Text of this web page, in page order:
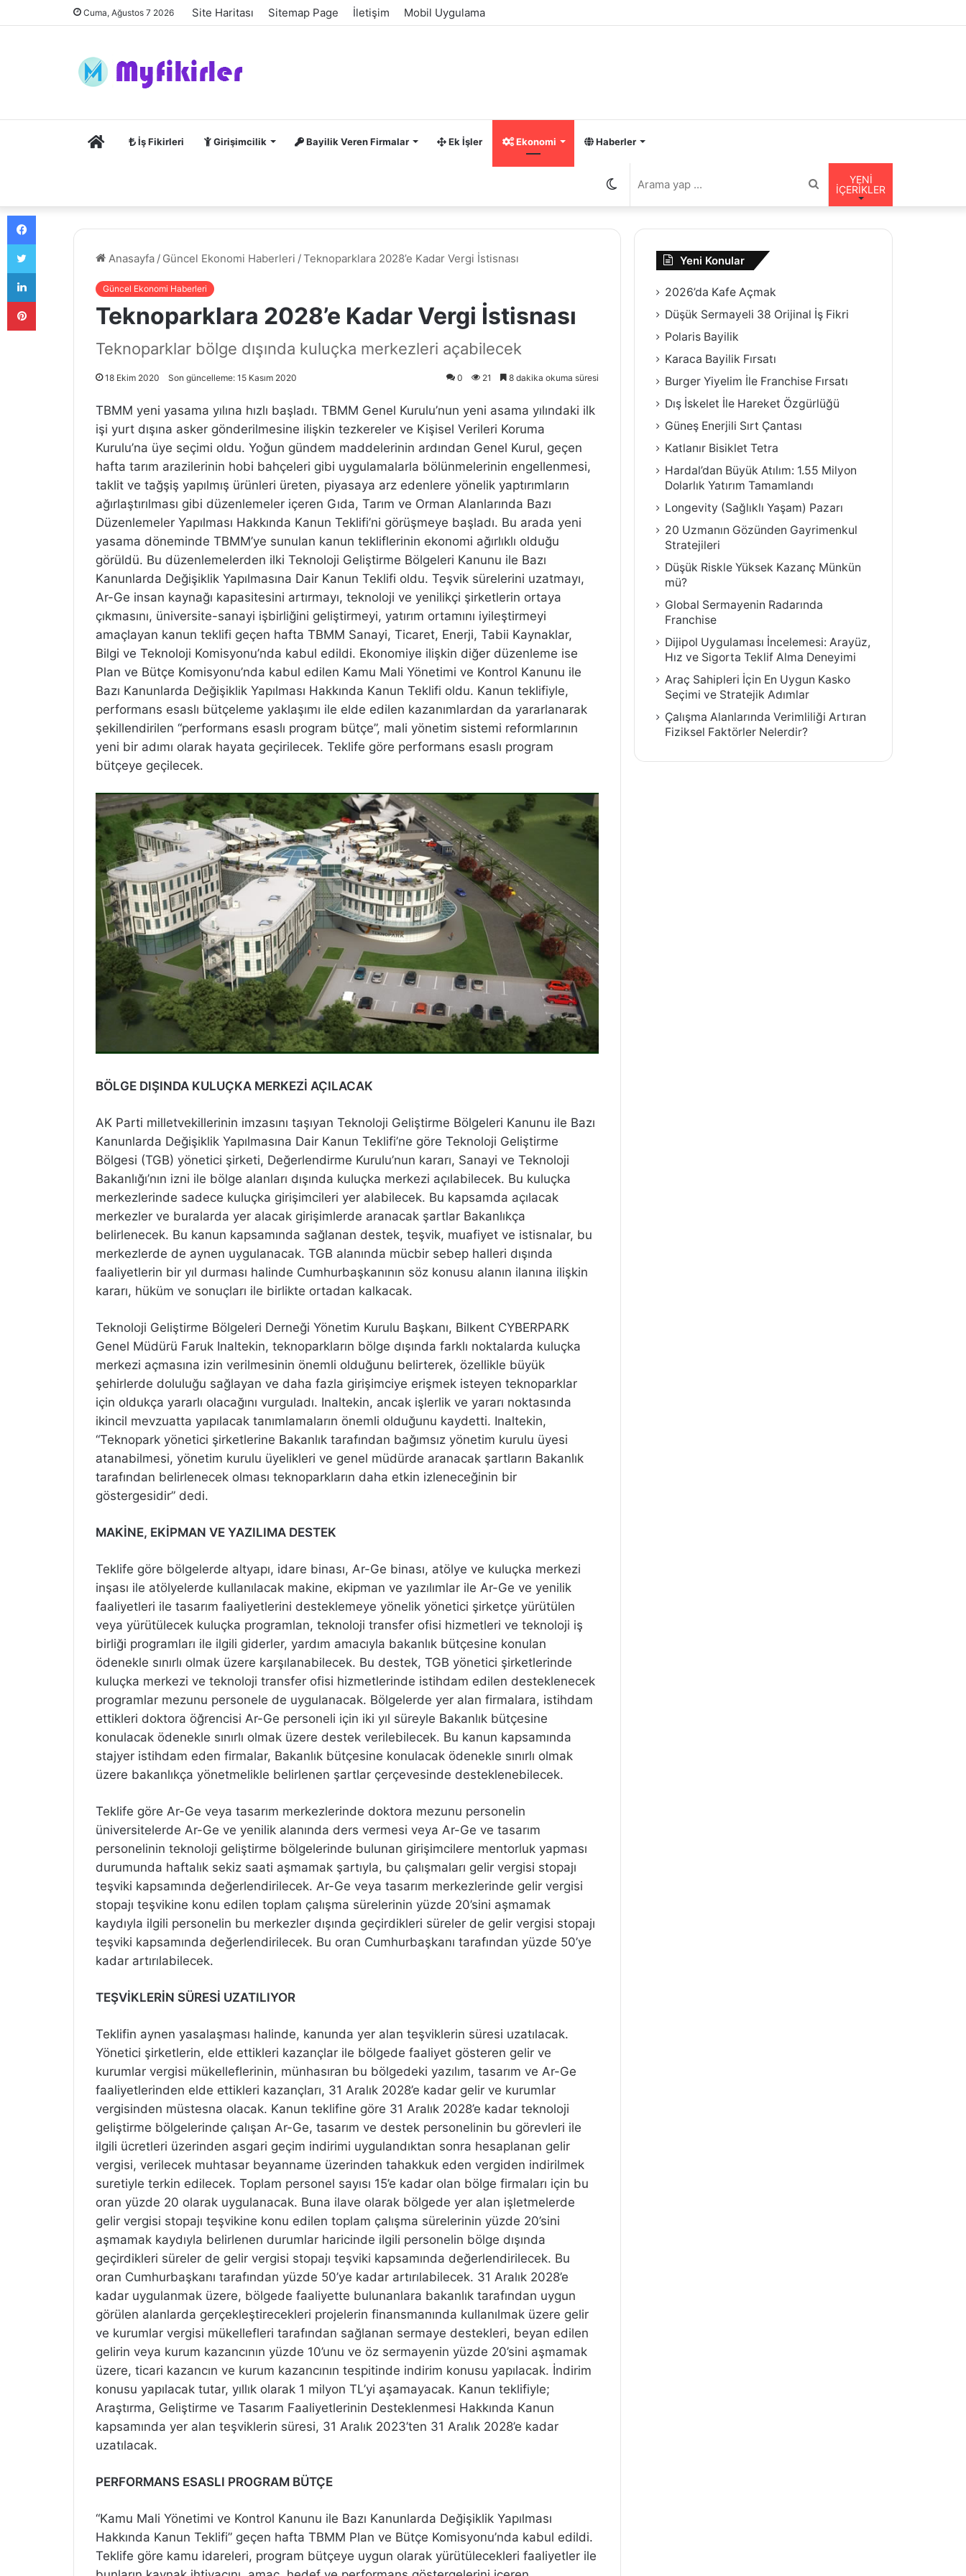
Cuma, Ağustos 7 2026 Site Haritası Sitemap Page İletişim Mobil Uygulama
Anasayfaİş Fikirleri Girişimcilik Bayilik Veren Firmalar Ek İşler Ekonomi Haberler
YENI
İÇERIKLER
Arama
yap
görünümü
değiştir
Anasayfa / Güncel Ekonomi Haberleri /Teknoparklara 2028’e Kadar Vergi İstisnası
Güncel Ekonomi Haberleri
Teknoparklara 2028’e Kadar Vergi İstisnası
Teknoparklar bölge dışında kuluçka merkezleri açabilecek
18 Ekim 2020 Son güncelleme: 15 Kasım 2020 0 21 8 dakika okuma süresi
TBMM yeni yasama yılına hızlı başladı. TBMM Genel Kurulu’nun yeni asama yılındaki ilk
işi yurt dışına asker gönderilmesine ilişkin tezkereler ve Kişisel Verileri Koruma
Kurulu’na üye seçimi oldu. Yoğun gündem maddelerinin ardından Genel Kurul, geçen
hafta tarım arazilerinin hobi bahçeleri gibi uygulamalarla bölünmelerinin engellenmesi,
taklit ve tağşiş yapılmış ürünleri üreten, piyasaya arz edenlere yönelik yaptırımların
ağırlaştırılması gibi düzenlemeler içeren Gıda, Tarım ve Orman Alanlarında Bazı
Düzenlemeler Yapılması Hakkında Kanun Teklifi’ni görüşmeye başladı. Bu arada yeni
yasama döneminde TBMM’ye sunulan kanun tekliflerinin ekonomi ağırlıklı olduğu
görüldü. Bu düzenlemelerden ilki Teknoloji Geliştirme Bölgeleri Kanunu ile Bazı
Kanunlarda Değişiklik Yapılmasına Dair Kanun Teklifi oldu. Teşvik sürelerini uzatmayı,
Ar-Ge insan kaynağı kapasitesini artırmayı, teknoloji ve yenilikçi şirketlerin ortaya
çıkmasını, üniversite-sanayi işbirliğini geliştirmeyi, yatırım ortamını iyileştirmeyi
amaçlayan kanun teklifi geçen hafta TBMM Sanayi, Ticaret, Enerji, Tabii Kaynaklar,
Bilgi ve Teknoloji Komisyonu’nda kabul edildi. Ekonomiye ilişkin diğer düzenleme ise
Plan ve Bütçe Komisyonu’nda kabul edilen Kamu Mali Yönetimi ve Kontrol Kanunu ile
Bazı Kanunlarda Değişiklik Yapılması Hakkında Kanun Teklifi oldu. Kanun teklifiyle,
performans esaslı bütçeleme yaklaşımı ile elde edilen kazanımlardan da yararlanarak
şekillendirilen “performans esaslı program bütçe”, mali yönetim sistemi reformlarının
yeni bir adımı olarak hayata geçirilecek. Teklife göre performans esaslı program
bütçeye geçilecek.
BÖLGE DIŞINDA KULUÇKA MERKEZİ AÇILACAK
AK Parti milletvekillerinin imzasını taşıyan Teknoloji Geliştirme Bölgeleri Kanunu ile Bazı
Kanunlarda Değişiklik Yapılmasına Dair Kanun Teklifi’ne göre Teknoloji Geliştirme
Bölgesi (TGB) yönetici şirketi, Değerlendirme Kurulu’nun kararı, Sanayi ve Teknoloji
Bakanlığı’nın izni ile bölge alanları dışında kuluçka merkezi açılabilecek. Bu kuluçka
merkezlerinde sadece kuluçka girişimcileri yer alabilecek. Bu kapsamda açılacak
merkezler ve buralarda yer alacak girişimlerde aranacak şartlar Bakanlıkça
belirlenecek. Bu kanun kapsamında sağlanan destek, teşvik, muafiyet ve istisnalar, bu
merkezlerde de aynen uygulanacak. TGB alanında mücbir sebep halleri dışında
faaliyetlerin bir yıl durması halinde Cumhurbaşkanının söz konusu alanın ilanına ilişkin
kararı, hüküm ve sonuçları ile birlikte ortadan kalkacak.
Teknoloji Geliştirme Bölgeleri Derneği Yönetim Kurulu Başkanı, Bilkent CYBERPARK
Genel Müdürü Faruk Inaltekin, teknoparkların bölge dışında farklı noktalarda kuluçka
merkezi açmasına izin verilmesinin önemli olduğunu belirterek, özellikle büyük
şehirlerde doluluğu sağlayan ve daha fazla girişimciye erişmek isteyen teknoparklar
için oldukça yararlı olacağını vurguladı. Inaltekin, ancak işlerlik ve yararı noktasında
ikincil mevzuatta yapılacak tanımlamaların önemli olduğunu kaydetti. Inaltekin,
“Teknopark yönetici şirketlerine Bakanlık tarafından bağımsız yönetim kurulu üyesi
atanabilmesi, yönetim kurulu üyelikleri ve genel müdürde aranacak şartların Bakanlık
tarafından belirlenecek olması teknoparkların daha etkin izleneceğinin bir
göstergesidir” dedi.
MAKİNE, EKİPMAN VE YAZILIMA DESTEK
Teklife göre bölgelerde altyapı, idare binası, Ar-Ge binası, atölye ve kuluçka merkezi
inşası ile atölyelerde kullanılacak makine, ekipman ve yazılımlar ile Ar-Ge ve yenilik
faaliyetleri ile tasarım faaliyetlerini desteklemeye yönelik yönetici şirketçe yürütülen
veya yürütülecek kuluçka programlan, teknoloji transfer ofisi hizmetleri ve teknoloji iş
birliği programları ile ilgili giderler, yardım amacıyla bakanlık bütçesine konulan
ödenekle sınırlı olmak üzere karşılanabilecek. Bu destek, TGB yönetici şirketlerinde
kuluçka merkezi ve teknoloji transfer ofisi hizmetlerinde istihdam edilen desteklenecek
programlar mezunu personele de uygulanacak. Bölgelerde yer alan firmalara, istihdam
ettikleri doktora öğrencisi Ar-Ge personeli için iki yıl süreyle Bakanlık bütçesine
konulacak ödenekle sınırlı olmak üzere destek verilebilecek. Bu kanun kapsamında
stajyer istihdam eden firmalar, Bakanlık bütçesine konulacak ödenekle sınırlı olmak
üzere bakanlıkça yönetmelikle belirlenen şartlar çerçevesinde desteklenebilecek.
Teklife göre Ar-Ge veya tasarım merkezlerinde doktora mezunu personelin
üniversitelerde Ar-Ge ve yenilik alanında ders vermesi veya Ar-Ge ve tasarım
personelinin teknoloji geliştirme bölgelerinde bulunan girişimcilere mentorluk yapması
durumunda haftalık sekiz saati aşmamak şartıyla, bu çalışmaları gelir vergisi stopajı
teşviki kapsamında değerlendirilecek. Ar-Ge veya tasarım merkezlerinde gelir vergisi
stopajı teşvikine konu edilen toplam çalışma sürelerinin yüzde 20’sini aşmamak
kaydıyla ilgili personelin bu merkezler dışında geçirdikleri süreler de gelir vergisi stopajı
teşviki kapsamında değerlendirilecek. Bu oran Cumhurbaşkanı tarafından yüzde 50’ye
kadar artırılabilecek.
TEŞVİKLERİN SÜRESİ UZATILIYOR
Teklifin aynen yasalaşması halinde, kanunda yer alan teşviklerin süresi uzatılacak.
Yönetici şirketlerin, elde ettikleri kazançlar ile bölgede faaliyet gösteren gelir ve
kurumlar vergisi mükelleflerinin, münhasıran bu bölgedeki yazılım, tasarım ve Ar-Ge
faaliyetlerinden elde ettikleri kazançları, 31 Aralık 2028’e kadar gelir ve kurumlar
vergisinden müstesna olacak. Kanun teklifine göre 31 Aralık 2028’e kadar teknoloji
geliştirme bölgelerinde çalışan Ar-Ge, tasarım ve destek personelinin bu görevleri ile
ilgili ücretleri üzerinden asgari geçim indirimi uygulandıktan sonra hesaplanan gelir
vergisi, verilecek muhtasar beyanname üzerinden tahakkuk eden vergiden indirilmek
suretiyle terkin edilecek. Toplam personel sayısı 15’e kadar olan bölge firmaları için bu
oran yüzde 20 olarak uygulanacak. Buna ilave olarak bölgede yer alan işletmelerde
gelir vergisi stopajı teşvikine konu edilen toplam çalışma sürelerinin yüzde 20’sini
aşmamak kaydıyla belirlenen durumlar haricinde ilgili personelin bölge dışında
geçirdikleri süreler de gelir vergisi stopajı teşviki kapsamında değerlendirilecek. Bu
oran Cumhurbaşkanı tarafından yüzde 50’ye kadar artırılabilecek. 31 Aralık 2028’e
kadar uygulanmak üzere, bölgede faaliyette bulunanlara bakanlık tarafından uygun
görülen alanlarda gerçekleştirecekleri projelerin finansmanında kullanılmak üzere gelir
ve kurumlar vergisi mükellefleri tarafından sağlanan sermaye destekleri, beyan edilen
gelirin veya kurum kazancının yüzde 10’unu ve öz sermayenin yüzde 20’sini aşmamak
üzere, ticari kazancın ve kurum kazancının tespitinde indirim konusu yapılacak. İndirim
konusu yapılacak tutar, yıllık olarak 1 milyon TL’yi aşamayacak. Kanun teklifiyle;
Araştırma, Geliştirme ve Tasarım Faaliyetlerinin Desteklenmesi Hakkında Kanun
kapsamında yer alan teşviklerin süresi, 31 Aralık 2023’ten 31 Aralık 2028’e kadar
uzatılacak.
PERFORMANS ESASLI PROGRAM BÜTÇE
“Kamu Mali Yönetimi ve Kontrol Kanunu ile Bazı Kanunlarda Değişiklik Yapılması
Hakkında Kanun Teklifi” geçen hafta TBMM Plan ve Bütçe Komisyonu’nda kabul edildi.
Teklife göre kamu idareleri, program bütçeye uygun olarak yürütülecekleri faaliyetler ile
Yeni Konular
2026’da Kafe Açmak
Düşük Sermayeli 38 Orijinal İş Fikri
Polaris Bayilik
Karaca Bayilik Fırsatı
Burger Yiyelim İle Franchise Fırsatı
Dış İskelet İle Hareket Özgürlüğü
Güneş Enerjili Sırt Çantası
Katlanır Bisiklet Tetra
Hardal’dan Büyük Atılım: 1.55 Milyon
Dolarlık Yatırım Tamamlandı
Longevity (Sağlıklı Yaşam) Pazarı
20 Uzmanın Gözünden Gayrimenkul
Stratejileri
Düşük Riskle Yüksek Kazanç Münkün
mü?
Global Sermayenin Radarında
Franchise
Dijipol Uygulaması İncelemesi: Arayüz,
Hız ve Sigorta Teklif Alma Deneyimi
Araç Sahipleri İçin En Uygun Kasko
Seçimi ve Stratejik Adımlar
Çalışma Alanlarında Verimliliği Artıran
Fiziksel Faktörler Nelerdir?
Facebook
Twitter
LinkedIn
Pinterest